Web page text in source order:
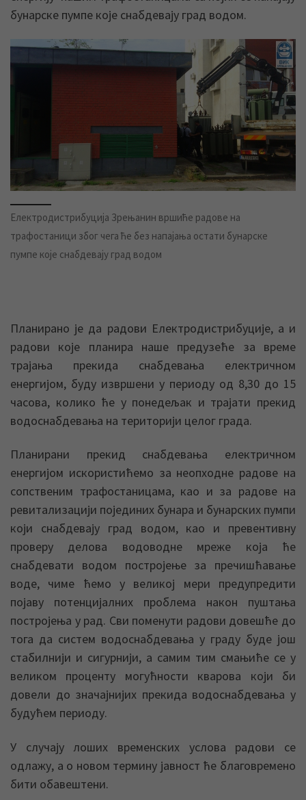
бунарске пумпе које снабдевају град водом.
Електродистрибуција Зрењанин вршиће радове на
трафостаници због чега ће без напајања остати бунарске
пумпе које снабдевају град водом
Планирано је да радови Електродистрибуције, а и
радови које планира наше предузеће за време
трајања прекида снабдевања електричном
енергијом, буду извршени у периоду од 8,30 до 15
часова, колико ће у понедељак и трајати прекид
водоснабдевања на територији целог града.
Планирани прекид снабдевања електричном
енергијом искористићемо за неопходне радове на
сопственим трафостаницама, као и за радове на
ревитализацији појединих бунара и бунарских пумпи
који снабдевају град водом, као и превентивну
проверу делова водоводне мреже која ће
снабдевати водом постројење за пречишћавање
воде, чиме ћемо у великој мери предупредити
појаву потенцијалних проблема након пуштања
постројења у рад. Сви поменути радови довешће до
тога да систем водоснабдевања у граду буде још
стабилнији и сигурнији, а самим тим смањиће се у
великом проценту могућности кварова који би
довели до значајнијих прекида водоснабдевања у
будућем периоду.
У случају лоших временских услова радови се
одлажу, а о новом термину јавност ће благовремено
бити обавештени.